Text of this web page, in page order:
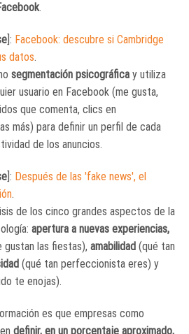
.
]: Facebook: descubre si Cambridge
datos.
segmentación psicográfica y utiliza
usuario en Facebook (me gusta,
que comenta, clics en
más) para definir un perfil de cada
de los anuncios.
]: Después de las 'fake news', el
.
de los cinco grandes aspectos de la
apertura a nuevas experiencias,
las fiestas), amabilidad (qué tan
(qué tan perfeccionista eres) y
te enojas).
es que empresas como
definir, en un porcentaje aproximado,